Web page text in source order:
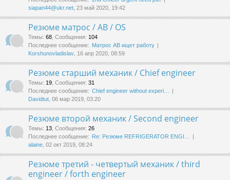
siapan44@ukr.net , 23 май 2020, 19:42
Резюме матрос / AB / OS
Темы: 68 Сообщения: 104
Последнее сообщение: Матрос АВ ищет работу
Korshunovladislav , 16 апр 2020, 08:59
Резюме старший механик / Chief engineer
Темы: 19 Сообщения: 31
Последнее сообщение: Chief engineer without experi…
Davidtut , 06 мар 2019, 03:20
Резюме второй механик / Second engineer
Темы: 13 Сообщения: 26
Последнее сообщение: Re: Резюме REFRIGERATOR ENGI…
alaine , 02 окт 2019, 08:24
Резюме третий - четвертый механик / third
engineer / forth engineer